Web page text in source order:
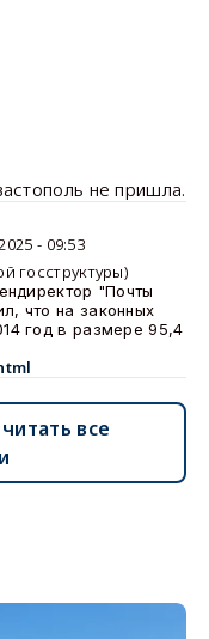
не пришла.
- 09:53
госструктуры)
"Почты
что на законных
год в размере 95,4
все